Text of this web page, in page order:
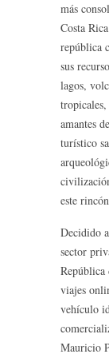
más
Costa
república
sus
lagos,
tropicales,
amantes
turístico
este
Decidido
sector
República
viajes
vehículo
Mauricio